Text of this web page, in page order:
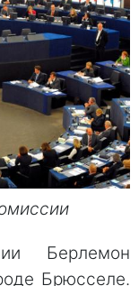
Берлемон
Брюсселе.